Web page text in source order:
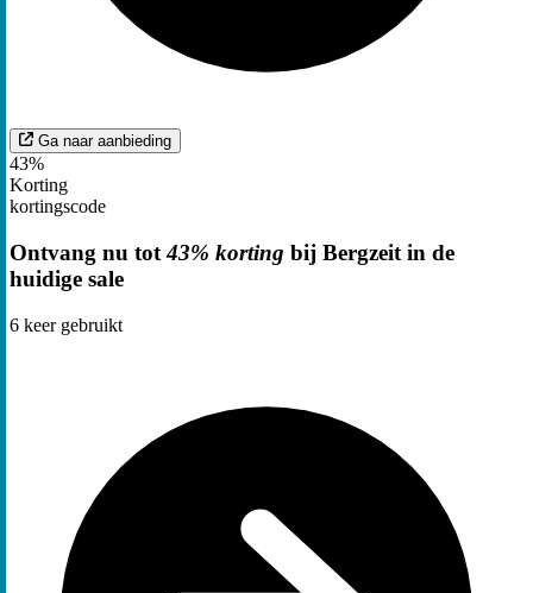
Ga naar aanbieding
43%
Korting
kortingscode
Ontvang nu tot43% korting bij Bergzeit in de
huidige sale
6 keer gebruikt